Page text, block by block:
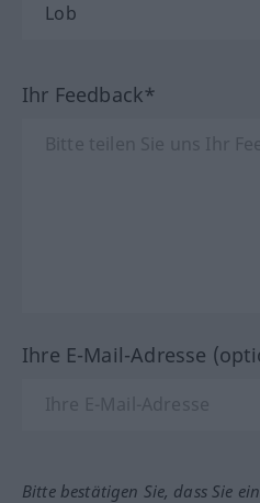
Ihr Feedback*
Ihre E-Mail-Adresse
Bitte bestätigen Sie, dass Sie